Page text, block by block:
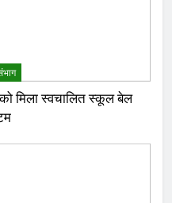
मिला स्वचालित स्कूल बेल